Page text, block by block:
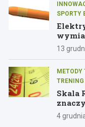
SPORTY
13
METODY
Skala
4